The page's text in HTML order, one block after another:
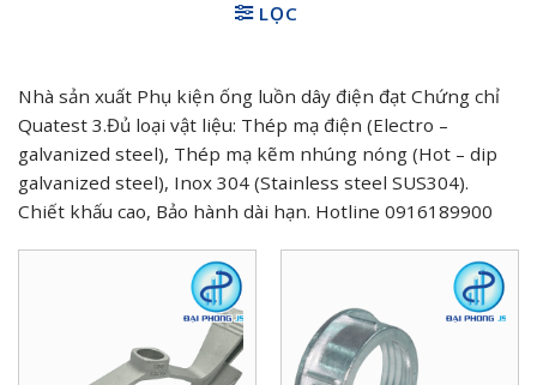
LỌC
Nhà sản xuất Phụ kiện ống luồn dây điện đạt Chứng chỉ
Quatest 3.Đủ loại vật liệu: Thép mạ điện (Electro –
galvanized steel), Thép mạ kẽm nhúng nóng (Hot – dip
galvanized steel), Inox 304 (Stainless steel SUS304).
Chiết khấu cao, Bảo hành dài hạn. Hotline 0916189900